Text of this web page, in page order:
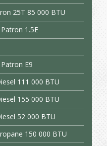
25T 85 000 BTU
1.5E
E9
111 000 BTU
155 000 BTU
52 000 BTU
150 000 BTU